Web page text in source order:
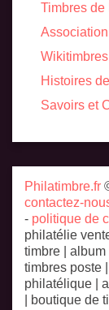
Timbres de
Wikitimbres
Histoires
Savoirs et
Philatimbre.fr
contactez-
- politique de
philatélie
timbre | album
timbres poste
philatélique |
| boutique de